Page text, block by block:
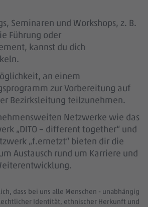
Seminaren und Workshops, z. B.
Führung oder
kannst du dich
an einem
zur Vorbereitung auf
Bezirksleitung teilzunehmen.
Netzwerke wie das
„DITO – different together“ und
„f.ernetzt“ bieten dir die
Austausch rund um Karriere und
dass bei uns alle Menschen - unabhängig
Identität, ethnischer Herkunft und